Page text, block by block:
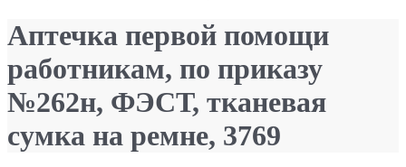
Аптечка первой помощи
работникам, по приказу
№262н, ФЭСТ, тканевая
сумка на ремне, 3769